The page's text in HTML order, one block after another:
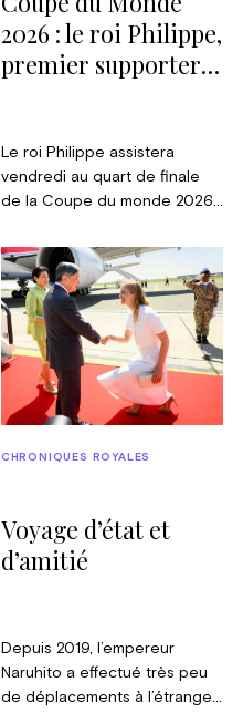
2026 : le roi Philippe,
premier supporter
Le roi Philippe assistera
vendredi au quart de finale
de la Coupe du monde 2026
l’Espagne, à Los Angeles. Le
Palais a confirmé le
déplacement ce mardi. Au-
delà de l’agenda royal, cette
présence rappelle le lien
ancien entre la Couronne et
une équipe devenue l’un des
rares symboles partagés par
Voyage d’état et
d’amitié
CHRONIQUES ROYALES
Depuis 2019, l’empereur
Naruhito a effectué très peu
de déplacements à l’étranger